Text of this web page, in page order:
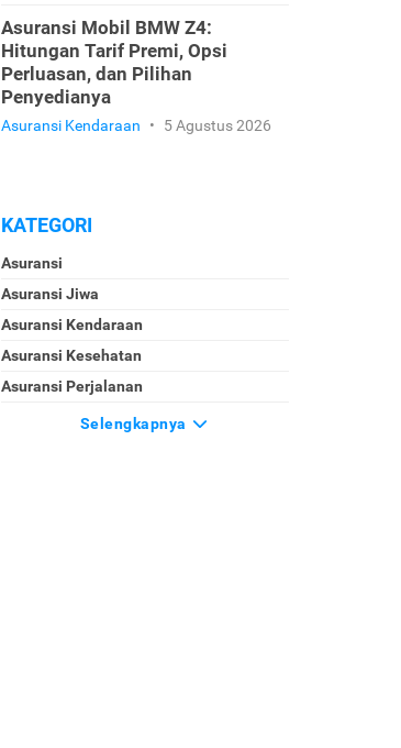
Asuransi Mobil BMW Z4:
Hitungan Tarif Premi, Opsi
Perluasan, dan Pilihan
Penyedianya
Asuransi Kendaraan • 5 Agustus 2026
KATEGORI
Asuransi
Asuransi Jiwa
Asuransi Kendaraan
Asuransi Kesehatan
Asuransi Perjalanan
Selengkapnya